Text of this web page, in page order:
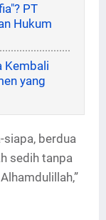
PT
Hukum
Kembali
yang
siapa, berdua
sedih tanpa